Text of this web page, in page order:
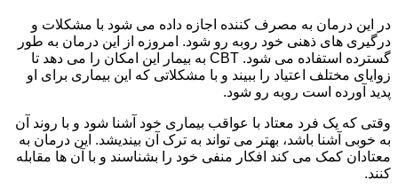
در این درمان به مصرف کننده اجازه داده می شود با مشکلات و
درگیری های ذهنی خود روبه رو شود. امروزه از این درمان به طور
گسترده استفاده می شود. CBT به بیمار این امکان را می دهد تا
زوایای مختلف اعتیاد را ببیند و با مشکلاتی که این بیماری برای او
پدید آورده است روبه رو شود.
وقتی که یک فرد معتاد با عواقب بیماری خود آشنا شود و با روند آن
به خوبی آشنا باشد، بهتر می تواند به ترک آن بیندیشد. این درمان به
معتادان کمک می کند افکار منفی خود را بشناسند و با آن ها مقابله
کنند.